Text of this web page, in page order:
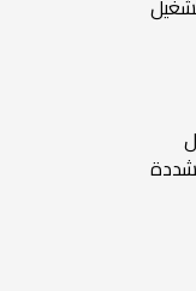
عن الخدمات المؤداه أو السلع المباعة للمستهلك النهائى ، وذلك اعتبارًا من 1 فبراير2024، مُشددة